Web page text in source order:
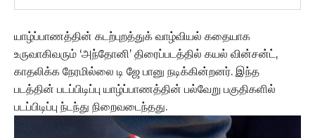
யாழ்ப்பாணத்தின் கடற்புறத்துக் வாழ்வியல் கதையாக
உருவாகிவரும் ‘அந்தோனி’ திரைப்படத்தில் கயல் வின்சன்ட்,
காதலிக்க நேரமில்லை டி ஜே பானு நடிக்கின்றனர். இந்த
படத்தின் படப்பிடிப்பு யாழ்ப்பாணத்தின் பல்வேறு பகுதிகளில்
படப்பிடிப்பு ந்டந்து நிறைவடைந்தது.